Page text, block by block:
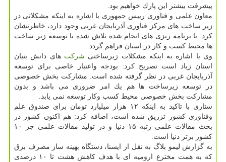
پیشرفت بیشتر این پارك خواهیم بود.
معاون علمی و فناوری رییس جمهوری با اشاره به اینكه مشكلاتی در
زیر ساخت های مركز فناوری آذربایجان غربی وجود دارد، خاطرنشان
كرد: با برنامه ریزی های انجام شده تلاش شده با توسعه زیر ساخت
ها محیط كسب و كار در استان فراهم گردد.
وی با اشاره به اینكه مشكلات زیرساختی شركت های دانش بنیان
استان زیاد است تصریح كرد: بودجه واعتبار خاصی برای توسعه
آذربایجان غربی در نظر گرفته شده است. مشاركت بخش خصوصی
در توسعه زیرساخت ها هم یك امر ضروری می باشد و بدون
مشاركت بخش خصوصی محیط كسب وكار توسعه نمی یابد.
ستاری با تاكید به اینكه ۱۲ هزار میلیارد تومان برای صندوق علم
وفناوری كشور تزریق شده است، اضافه كرد: هم اكنون كشور در
بحث مقالات علمی رتبه ۱۵ دنیا و در تولید مقالات علمی جز ۱۰
كشور برتر دنیا است.
به گزارش لیمو بلاگ به نقل از ایسنا، دستگاه بهینه ساز مصرف برق
كه به همت مخترع ارومیه ای با هدف كاهش هشت تا ۱۰ درصدی